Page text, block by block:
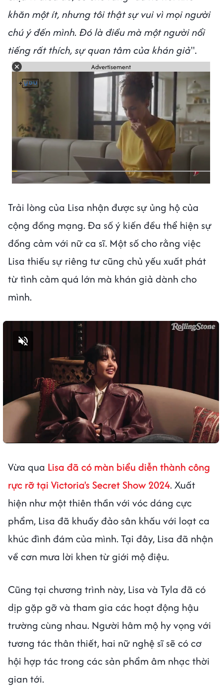
khăn một ít, nhưng tôi thật sự vui vì mọi người
chú ý đến mình. Đó là điều mà một người nổi
tiếng rất thích, sự quan tâm của khán giả".
Advertisement
Trải lòng của Lisa nhận được sự ủng hộ của
cộng đồng mạng. Đa số ý kiến đều thể hiện sự
đồng cảm với nữ ca sĩ. Một số cho rằng việc
Lisa thiếu sự riêng tư cũng chủ yếu xuất phát
từ tình cảm quá lớn mà khán giả dành cho
mình.
Vừa qua Lisa đã có màn biểu diễn thành công
rực rỡ tại Victoria's Secret Show 2024. Xuất
hiện như một thiên thần với vóc dáng cực
phẩm, Lisa đã khuấy đảo sân khấu với loạt ca
khúc đình đám của mình. Tại đây, Lisa đã nhận
về cơn mưa lời khen từ giới mộ điệu.
Cũng tại chương trình này, Lisa và Tyla đã có
dịp gặp gỡ và tham gia các hoạt động hậu
trường cùng nhau. Người hâm mộ hy vọng với
tương tác thân thiết, hai nữ nghệ sĩ sẽ có cơ
hội hợp tác trong các sản phẩm âm nhạc thời
gian tới.